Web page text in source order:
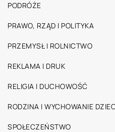
PODRÓŻE
PRAWO, RZĄD I POLITYKA
PRZEMYSŁ I ROLNICTWO
REKLAMA I DRUK
RELIGIA I DUCHOWOŚĆ
RODZINA I WYCHOWANIE
SPOŁECZEŃSTWO